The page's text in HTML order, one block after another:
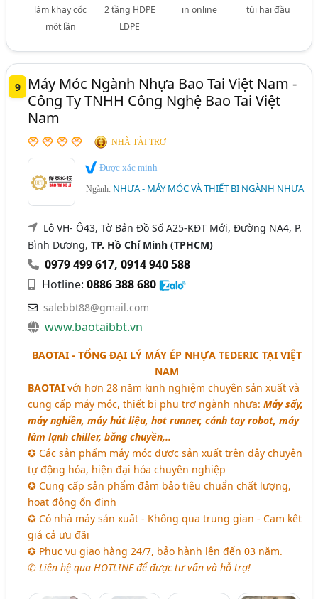
làm khay cốc
một lần
2 tầng HDPE
LDPE
in online
túi hai đầu
9
Máy Móc Ngành Nhựa Bao Tai Việt Nam -
Công Ty TNHH Công Nghệ Bao Tai Việt
Nam
NHÀ TÀI TRỢ
Được xác minh
Ngành: NHỰA - MÁY MÓC VÀ THIẾT BỊ NGÀNH NHỰA
Lô VH- Ô43, Tờ Bản Đồ Số A25-KĐT Mới, Đường NA4, P.
Bình Dương,TP. Hồ Chí Minh (TPHCM)
0979 499 617,0914 940 588
Hotline:0886 388 680
salebbt88@gmail.com
www.baotaibbt.vn
BAOTAI - TỔNG ĐẠI LÝ MÁY ÉP NHỰA TEDERIC TẠI VIỆT
NAM
BAOTAI với hơn 28 năm kinh nghiệm chuyên sản xuất và
cung cấp máy móc, thiết bị phụ trợ ngành nhựa:Máy sấy,
máy nghiền, máy hút liệu, hot runner, cánh tay robot, máy
làm lạnh chiller, băng chuyền,..
✪ Các sản phẩm máy móc được sản xuất trên dây chuyện
tự động hóa, hiện đại hóa chuyên nghiệp
✪ Cung cấp sản phẩm đảm bảo tiêu chuẩn chất lượng,
hoạt động ổn định
✪ Có nhà máy sản xuất - Không qua trung gian - Cam kết
giá cả ưu đãi
✪ Phục vụ giao hàng 24/7, bảo hành lên đến 03 năm.
✆Liên hệ qua HOTLINE để được tư vấn và hỗ trợ!